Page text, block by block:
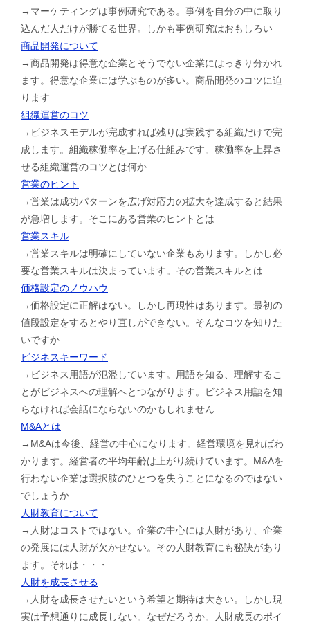
→マーケティングは事例研究である。事例を自分の中に取り
込んだ人だけが勝てる世界。しかも事例研究はおもしろい
商品開発について
→商品開発は得意な企業とそうでない企業にはっきり分かれ
ます。得意な企業には学ぶものが多い。商品開発のコツに迫
ります
組織運営のコツ
→ビジネスモデルが完成すれば残りは実践する組織だけで完
成します。組織稼働率を上げる仕組みです。稼働率を上昇さ
せる組織運営のコツとは何か
営業のヒント
→営業は成功パターンを広げ対応力の拡大を達成すると結果
が急増します。そこにある営業のヒントとは
営業スキル
→営業スキルは明確にしていない企業もあります。しかし必
要な営業スキルは決まっています。その営業スキルとは
価格設定のノウハウ
→価格設定に正解はない。しかし再現性はあります。最初の
値段設定をするとやり直しができない。そんなコツを知りた
いですか
ビジネスキーワード
→ビジネス用語が氾濫しています。用語を知る、理解するこ
とがビジネスへの理解へとつながります。ビジネス用語を知
らなければ会話にならないのかもしれません
M&Aとは
→M&Aは今後、経営の中心になります。経営環境を見ればわ
かります。経営者の平均年齢は上がり続けています。M&Aを
行わない企業は選択肢のひとつを失うことになるのではない
でしょうか
人財教育について
→人財はコストではない。企業の中心には人財があり、企業
の発展には人財が欠かせない。その人財教育にも秘訣があり
ます。それは・・・
人財を成長させる
→人財を成長させたいという希望と期待は大きい。しかし現
実は予想通りに成長しない。なぜだろうか。人財成長のポイ